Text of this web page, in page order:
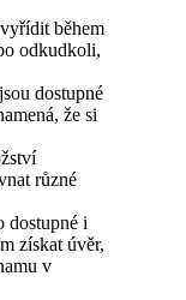
během
odkudkoli,
dostupné
že si
různé
dostupné i
získat úvěr,
v